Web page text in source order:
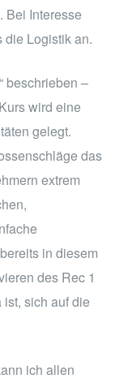
Bei Interesse
die Logistik an.
beschrieben –
wird eine
gelegt.
das
extrem
in diesem
des Rec 1
sich auf die
ich allen